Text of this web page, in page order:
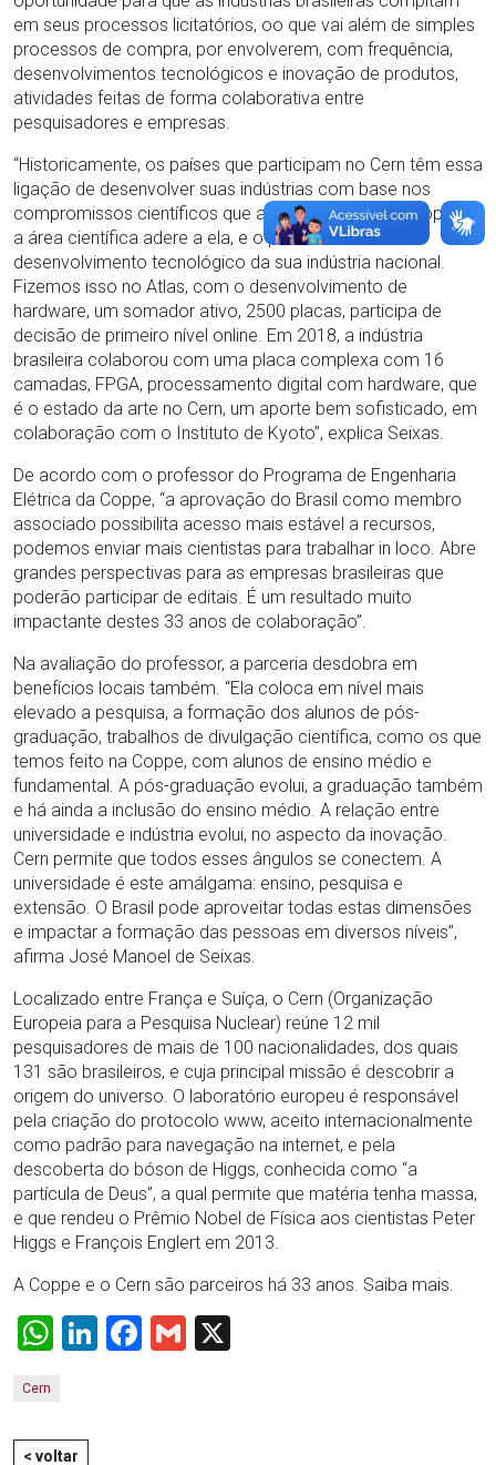
em seus processos licitatórios, oo que vai além de simples
processos de compra, por envolverem, com frequência,
desenvolvimentos tecnológicos e inovação de produtos,
atividades feitas de forma colaborativa entre
pesquisadores e empresas.
“Historicamente, os países que participam no Cern têm essa
ligação de desenvolver suas indústrias com base nos
compromissos científicos que assumem. Há uma proposta,
a área científica adere a ela, e o país adere com
desenvolvimento tecnológico da sua indústria nacional.
Fizemos isso no Atlas, com o desenvolvimento de
hardware, um somador ativo, 2500 placas, participa de
decisão de primeiro nível online. Em 2018, a indústria
brasileira colaborou com uma placa complexa com 16
camadas, FPGA, processamento digital com hardware, que
é o estado da arte no Cern, um aporte bem sofisticado, em
colaboração com o Instituto de Kyoto”, explica Seixas.
De acordo com o professor do Programa de Engenharia
Elétrica da Coppe, “a aprovação do Brasil como membro
associado possibilita acesso mais estável a recursos,
podemos enviar mais cientistas para trabalhar in loco. Abre
grandes perspectivas para as empresas brasileiras que
poderão participar de editais. É um resultado muito
impactante destes 33 anos de colaboração”.
Na avaliação do professor, a parceria desdobra em
benefícios locais também. “Ela coloca em nível mais
elevado a pesquisa, a formação dos alunos de pós-
graduação, trabalhos de divulgação científica, como os que
temos feito na Coppe, com alunos de ensino médio e
fundamental. A pós-graduação evolui, a graduação também
e há ainda a inclusão do ensino médio. A relação entre
universidade e indústria evolui, no aspecto da inovação.
Cern permite que todos esses ângulos se conectem. A
universidade é este amálgama: ensino, pesquisa e
extensão. O Brasil pode aproveitar todas estas dimensões
e impactar a formação das pessoas em diversos níveis”,
afirma José Manoel de Seixas.
Localizado entre França e Suíça, o Cern (Organização
Europeia para a Pesquisa Nuclear) reúne 12 mil
pesquisadores de mais de 100 nacionalidades, dos quais
131 são brasileiros, e cuja principal missão é descobrir a
origem do universo. O laboratório europeu é responsável
pela criação do protocolo www, aceito internacionalmente
como padrão para navegação na internet, e pela
descoberta do bóson de Higgs, conhecida como “a
partícula de Deus”, a qual permite que matéria tenha massa,
e que rendeu o Prêmio Nobel de Física aos cientistas Peter
Higgs e François Englert em 2013.
A Coppe e o Cern são parceiros há 33 anos. Saiba mais.
WhatsApp
LinkedIn
Facebook
Gmail
Cern
< voltar